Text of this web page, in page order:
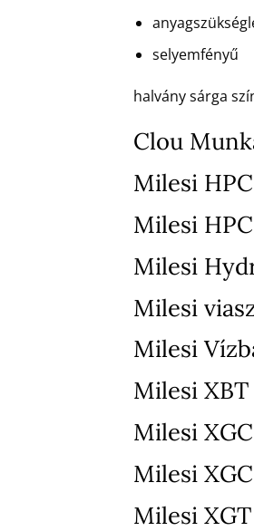
selyemfényű
halvány sárga
Clou
Milesi
Milesi
Milesi
Milesi
Milesi
Milesi
Milesi
Milesi
Milesi